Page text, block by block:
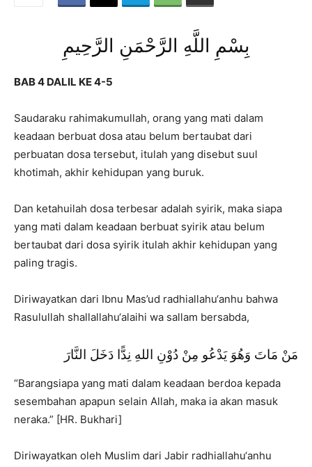
بِسْمِ اللَّهِ الرَّحْمَنِ الرَّحِيمِ
BAB 4 DALIL KE 4-5
Saudaraku rahimakumullah, orang yang mati dalam
keadaan berbuat dosa atau belum bertaubat dari
perbuatan dosa tersebut, itulah yang disebut suul
khotimah, akhir kehidupan yang buruk.
Dan ketahuilah dosa terbesar adalah syirik, maka siapa
yang mati dalam keadaan berbuat syirik atau belum
bertaubat dari dosa syirik itulah akhir kehidupan yang
paling tragis.
Diriwayatkan dari Ibnu Mas’ud radhiallahu‘anhu bahwa
Rasulullah shallallahu‘alaihi wa sallam bersabda,
مَنْ مَاتَ وَهُوَ يَدْعُو مِنْ دُوْنِ اللهِ نِدًّا دَخَلَ النَّارَ
“Barangsiapa yang mati dalam keadaan berdoa kepada
sesembahan apapun selain Allah, maka ia akan masuk
neraka.” [HR. Bukhari]
Diriwayatkan oleh Muslim dari Jabir radhiallahu‘anhu